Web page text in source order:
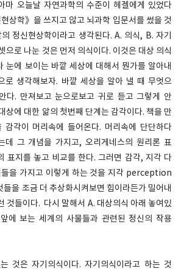
마 오늘날 자연과학의 수준이 헤겔에게 있었다
상학》을 쓰지고 않고 뇌과학 입문서를 썼을 것
정신현상학이라고 생각된다. A. 의식, B. 자기
으로 나눈 것은 먼저 의식이다. 이것은 대상 의식
눈에 보이는 바깥 세상에 대해서 뭔가를 알아내
로 생각해보자. 바깥 세상을 알아 낼 때 무엇으
다. 만져보고 눈으로보고 귀로 듣고 그렇게 안
상에 대한 앎의 첫번째 단계는 감각이다. 책을 만
감각이 머리속에 들어온다. 머리속에 단단하다
데 그 개념을 가지고, 오리게네스의 원리론 표
표지를 놓고 비교를 한다. 그러면 감각, 지각 다
들을 가지고 이렇게 하는 것을 지각 perception
들을 조금 더 추상화시켜보면 힘이라든가 밀어내
것들이다. 다시 말해서 A. 대상의식 아래 놓여있
에 보는 세계의 사물들과 관련된 정신의 작용
것은 자기의식이다. 자기의식이라고 하는 것